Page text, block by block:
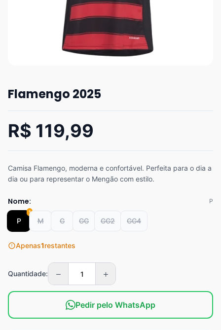
Flamengo 2025
R$ 119,99
Camisa Flamengo, moderna e confortável. Perfeita para o dia a
dia ou para representar o Mengão com estilo.
Nome: P
P
1
M G GG GG2 GG4
Apenas1restantes
Quantidade: − +
Pedir pelo WhatsApp